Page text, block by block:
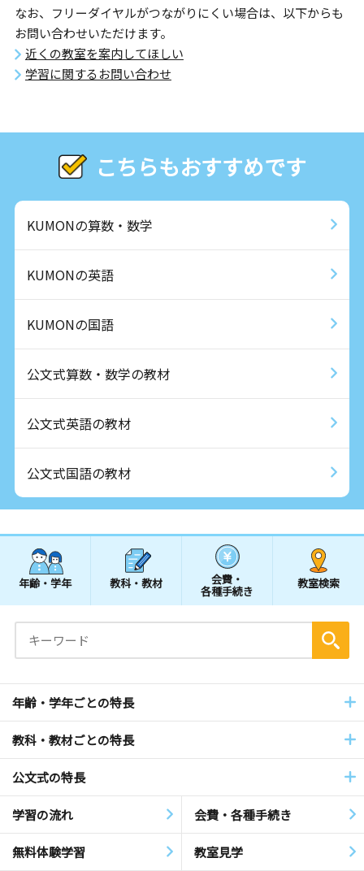
なお、フリーダイヤルがつながりにくい場合は、以下からも
お問い合わせいただけます。
近くの教室を案内してほしい
学習に関するお問い合わせ
こちらもおすすめです
KUMONの算数・数学
KUMONの英語
KUMONの国語
公文式算数・数学の教材
公文式英語の教材
公文式国語の教材
年齢・学年 教科・教材 会費・
各種手続き
教室検索
年齢・学年ごとの特長
教科・教材ごとの特長
公文式の特長
学習の流れ 会費・各種手続き
無料体験学習 教室見学